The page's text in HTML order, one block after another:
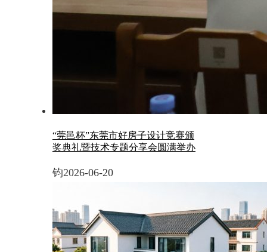
“莞邑杯”东莞市好房子设计竞赛颁
奖典礼暨技术专题分享会圆满举办
钧2026-06-20